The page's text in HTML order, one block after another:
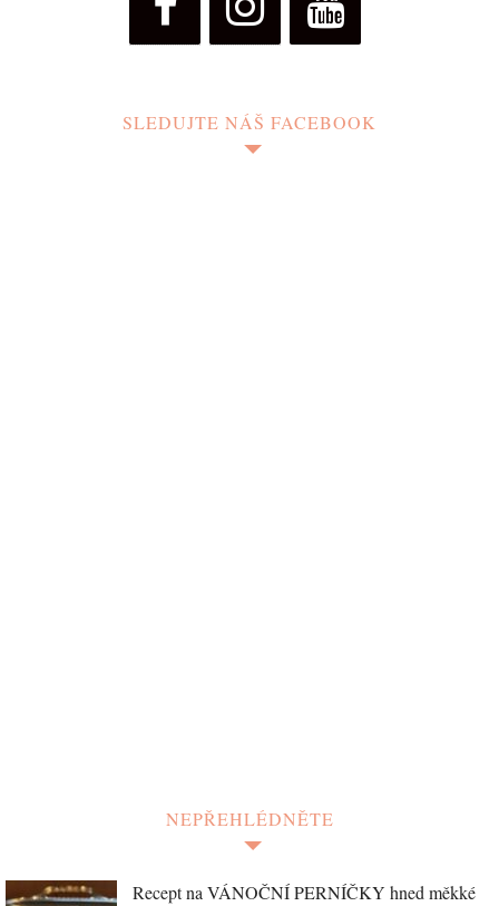
SLEDUJTE NÁŠ FACEBOOK
NEPŘEHLÉDNĚTE
Recept na VÁNOČNÍ PERNÍČKY hned měkké